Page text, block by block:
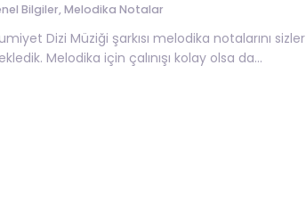
Bilgiler, Melodika Notalar
Dizi Müziği şarkısı melodika notalarını sizler
Melodika için çalınışı kolay olsa da...